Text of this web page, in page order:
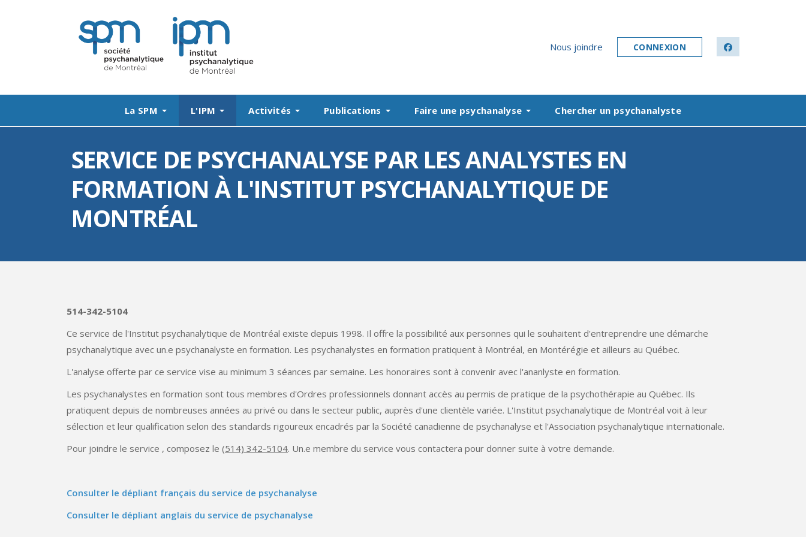
Nous joindre CONNEXION facebook
La SPM L'IPM Activités Publications Faire une psychanalyse Chercher un psychanalyste
SERVICE DE PSYCHANALYSE PAR LES ANALYSTES EN
FORMATION À L'INSTITUT PSYCHANALYTIQUE DE
MONTRÉAL
514-342-5104
Ce service de l'Institut psychanalytique de Montréal existe depuis 1998. Il offre la possibilité aux personnes qui le souhaitent d'entreprendre une démarche
psychanalytique avec un.e psychanalyste en formation. Les psychanalystes en formation pratiquent à Montréal, en Montérégie et ailleurs au Québec.
L'analyse offerte par ce service vise au minimum 3 séances par semaine. Les honoraires sont à convenir avec l'ananlyste en formation.
Les psychanalystes en formation sont tous membres d'Ordres professionnels donnant accès au permis de pratique de la psychothérapie au Québec. Ils
pratiquent depuis de nombreuses années au privé ou dans le secteur public, auprès d'une clientèle variée. L'Institut psychanalytique de Montréal voit à leur
sélection et leur qualification selon des standards rigoureux encadrés par la Société canadienne de psychanalyse et l'Association psychanalytique internationale.
Pour joindre le service , composez le (514) 342-5104. Un.e membre du service vous contactera pour donner suite à votre demande.
Consulter le dépliant français du service de psychanalyse
Consulter le dépliant anglais du service de psychanalyse